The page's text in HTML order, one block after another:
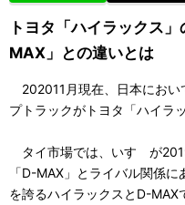
トヨタ「ハイラックス
MAX」との違いとは
202011月現在、日本におい
プトラックがトヨタ「ハイラ
タイ市場では、いすゞが
「D-MAX」とライバル関係
を誇るハイラックスとD-MAX